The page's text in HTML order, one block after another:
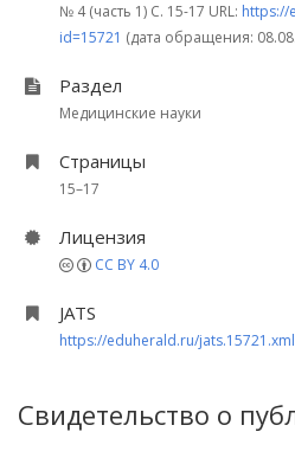
№ 4 (часть 1) С. 15-17 URL: https://
id=15721 (дата обращения:
Раздел
Медицинские науки
Страницы
15–17
Лицензия
CC BY 4.0
JATS
https://eduherald.ru/jats.15721.xml
Свидетельство о